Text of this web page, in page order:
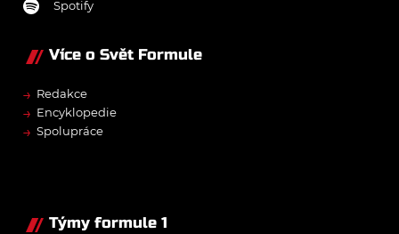
Spotify
Více o Svět Formule
→ Redakce
→ Encyklopedie
→ Spolupráce
Týmy formule 1